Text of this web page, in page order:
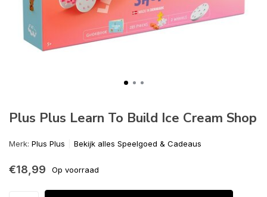
Plus Plus Learn To Build Ice Cream Shop
Merk: Plus Plus Bekijk alles Speelgoed & Cadeaus
€18,99 Op voorraad